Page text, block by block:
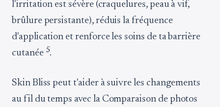
l'irritation est sévère (craquelures, peau à vif,
brûlure persistante), réduis la fréquence
d'application et renforce les soins de ta barrière
cutanée 5.
Skin Bliss peut t'aider à suivre les changements
au fil du temps avec la Comparaison de photos